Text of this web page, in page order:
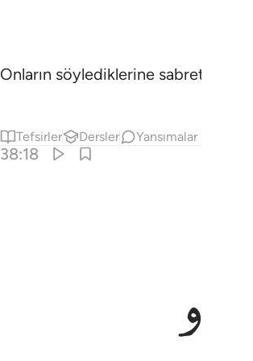
Onların söylediklerine sabret;
Tefsirler Dersler Yansımalar
38:18
ﱑ